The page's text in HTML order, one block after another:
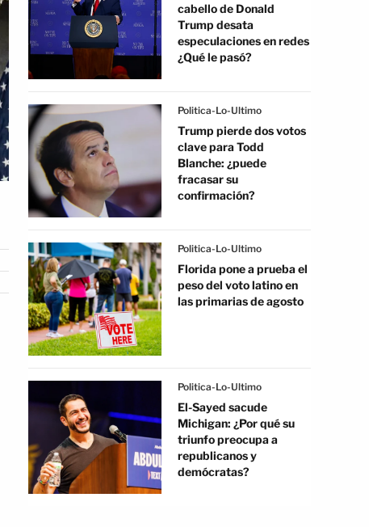
cabello de Donald
Trump desata
especulaciones en redes
¿Qué le pasó?
Politica-Lo-Ultimo
Trump pierde dos votos
clave para Todd
Blanche: ¿puede
fracasar su
confirmación?
Politica-Lo-Ultimo
Florida pone a prueba el
peso del voto latino en
las primarias de agosto
Politica-Lo-Ultimo
El-Sayed sacude
Michigan: ¿Por qué su
triunfo preocupa a
republicanos y
demócratas?